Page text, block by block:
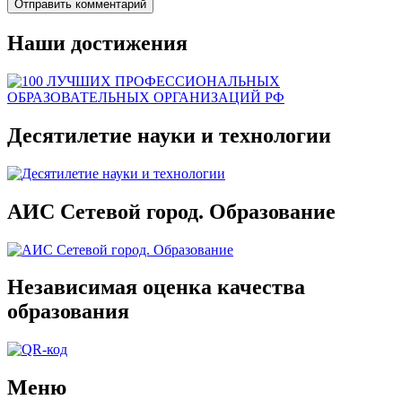
Наши достижения
Десятилетие науки и технологии
АИС Сетевой город. Образование
Независимая оценка качества
образования
Меню